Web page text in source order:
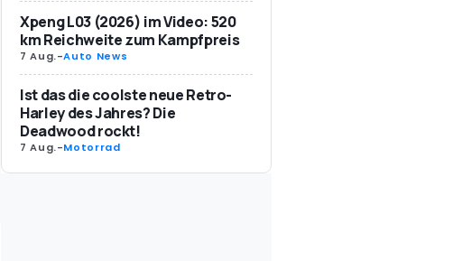
Xpeng L03 (2026) im Video: 520
km Reichweite zum Kampfpreis
7 Aug.-Auto News
Ist das die coolste neue Retro-
Harley des Jahres? Die
Deadwood rockt!
7 Aug.-Motorrad